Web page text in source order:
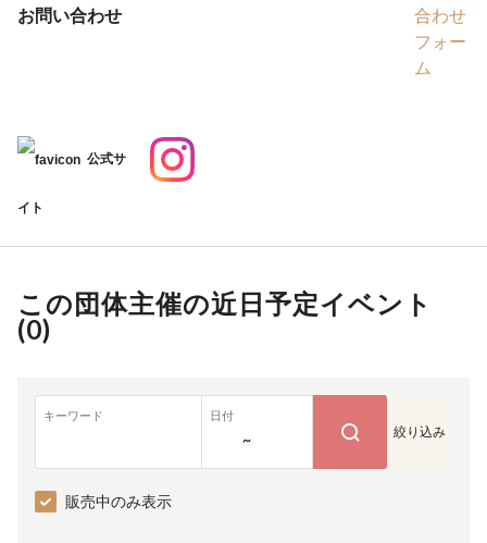
お問い合わせ
合わせ
フォー
ム
公式サ
イト
この団体主催の近日予定イベント
(0)
キーワード 日付
~ 絞り込み
販売中のみ表示